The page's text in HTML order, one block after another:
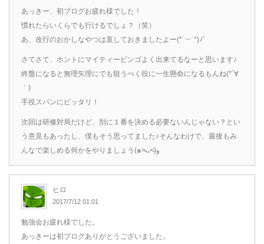
あっきー、初ブログお疲れ様でした！
慣れたらいくらでも行けるでしょ？（笑）
あ、改行のおかしなやつは直しておきましたよー(*˙︶˙*)ﾉﾞ
さてさて、ホントにマイティービンゴよく出来てるなーと思います♪
終盤になると無理矢理にでも狙うべく役に一生懸命になるもんね(*´∀
｀)
手役スパンにピッタリ！
次回は研修対局だけど、別に１番を決める必要ないんじゃない？とい
う意見もあったし、僕もそう思ってました♪そんなわけで、最後もみ
んなで楽しめる何かをやりましょう(๑˃̵ᴗ˂̵)و
ヒロ
2017/7/12 01:01
勉強会お疲れ様でした。
あっきーは初ブログありがとうございました。